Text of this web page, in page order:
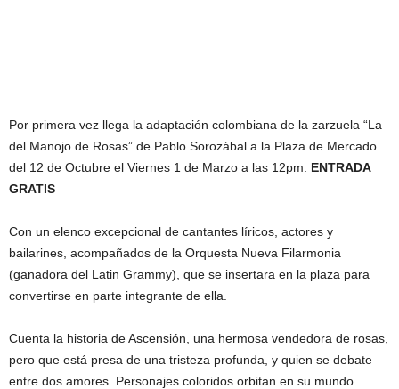
Por primera vez llega la adaptación colombiana de la zarzuela “La
del Manojo de Rosas” de Pablo Sorozábal a la Plaza de Mercado
del 12 de Octubre el Viernes 1 de Marzo a las 12pm. ENTRADA
GRATIS
Con un elenco excepcional de cantantes líricos, actores y
bailarines, acompañados de la Orquesta Nueva Filarmonia
(ganadora del Latin Grammy), que se insertara en la plaza para
convertirse en parte integrante de ella.
Cuenta la historia de Ascensión, una hermosa vendedora de rosas,
pero que está presa de una tristeza profunda, y quien se debate
entre dos amores. Personajes coloridos orbitan en su mundo.